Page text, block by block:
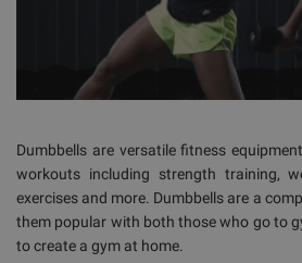
Dumbbells are versatile fitness
workouts including strength training,
exercises and more. Dumbbells are a
them popular with both those who go to
to create a gym at home.